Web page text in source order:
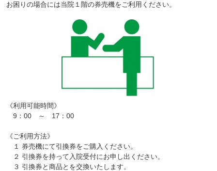
お困りの場合には当院１階の券売機をご利用ください。
《利用可能時間》
9：00 ～ 17：00
《ご利用方法》
１ 券売機にて引換券をご購入ください。
２ 引換券を持って入院受付にお申し出ください。
３ 引換券と商品とを交換いたします。